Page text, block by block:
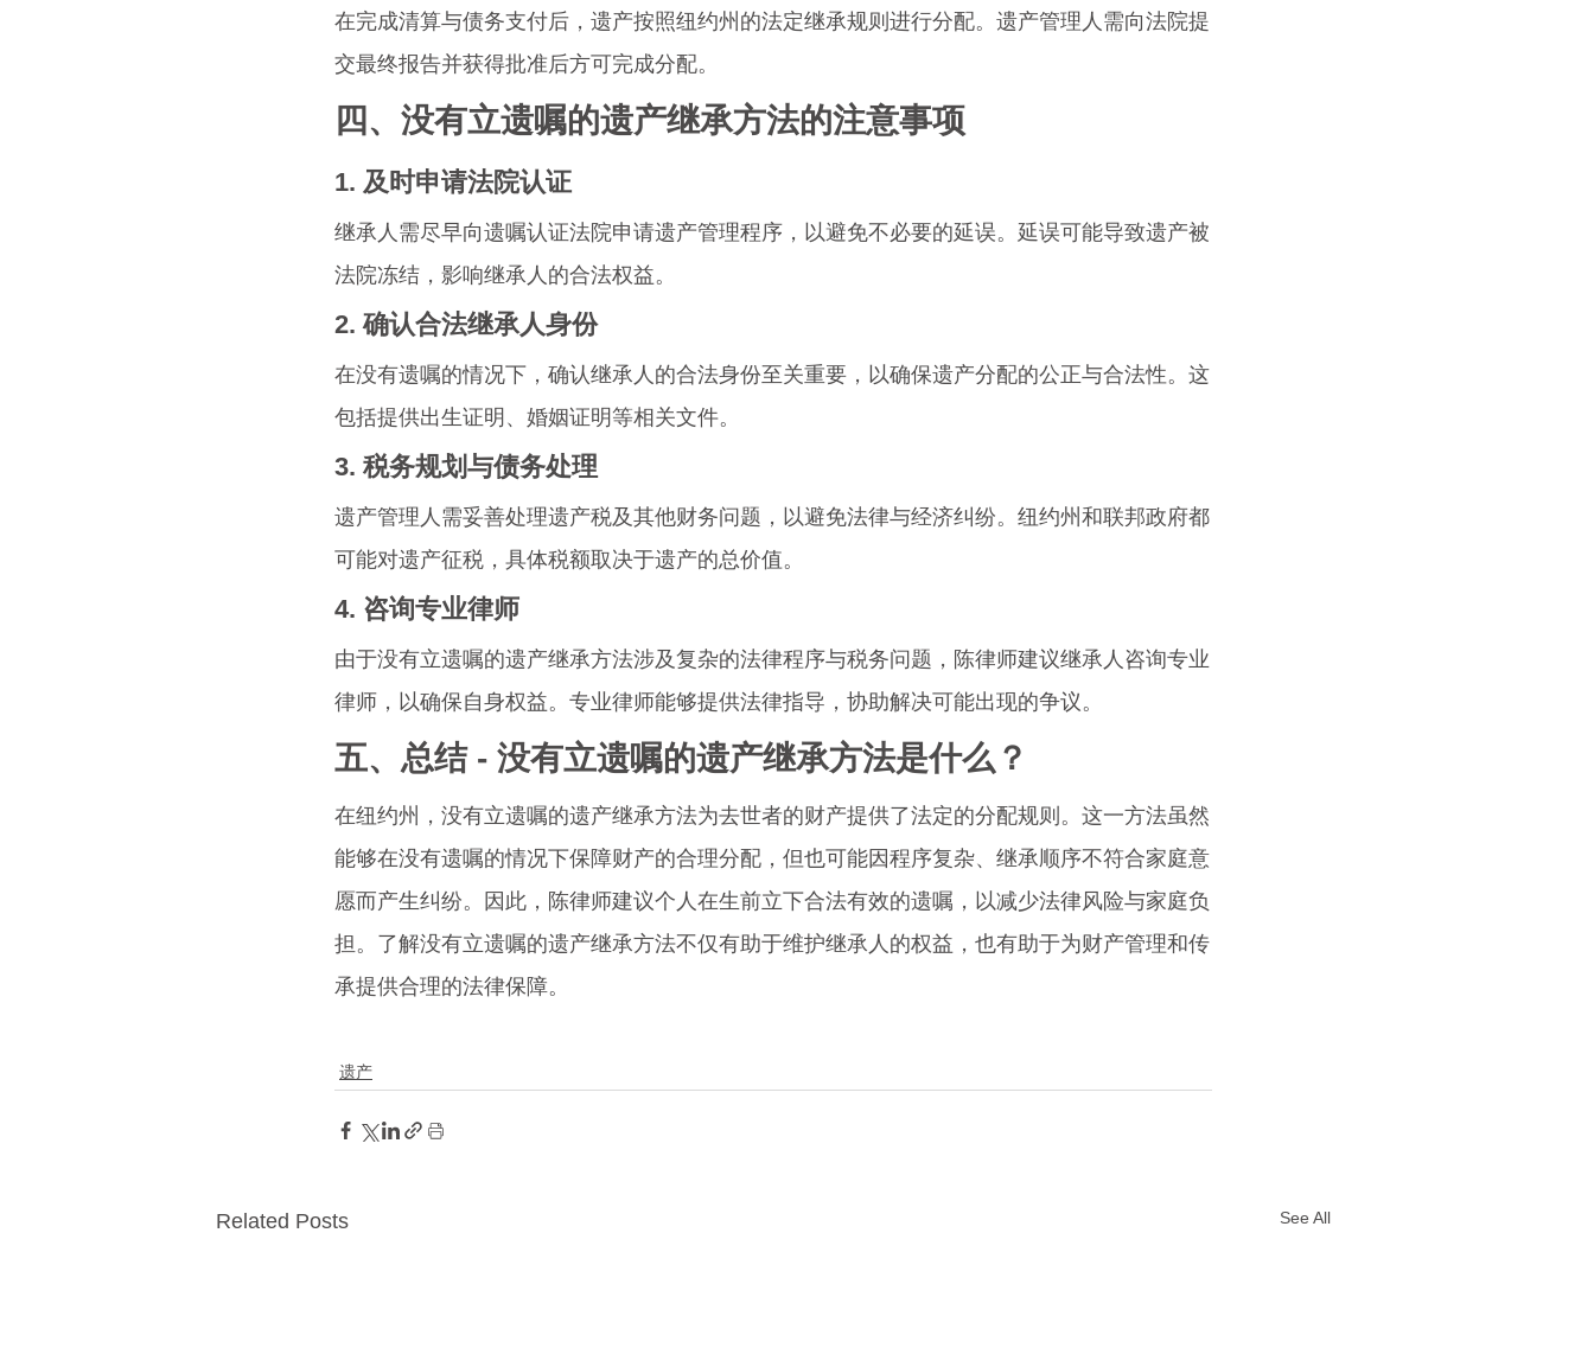
在完成清算与债务支付后，遗产按照纽约州的法定继承规则进行分配。遗产管理人需向法院提
交最终报告并获得批准后方可完成分配。
四、没有立遗嘱的遗产继承方法的注意事项
1. 及时申请法院认证
继承人需尽早向遗嘱认证法院申请遗产管理程序，以避免不必要的延误。延误可能导致遗产被
法院冻结，影响继承人的合法权益。
2. 确认合法继承人身份
在没有遗嘱的情况下，确认继承人的合法身份至关重要，以确保遗产分配的公正与合法性。这
包括提供出生证明、婚姻证明等相关文件。
3. 税务规划与债务处理
遗产管理人需妥善处理遗产税及其他财务问题，以避免法律与经济纠纷。纽约州和联邦政府都
可能对遗产征税，具体税额取决于遗产的总价值。
4. 咨询专业律师
由于没有立遗嘱的遗产继承方法涉及复杂的法律程序与税务问题，陈律师建议继承人咨询专业
律师，以确保自身权益。专业律师能够提供法律指导，协助解决可能出现的争议。
五、总结 - 没有立遗嘱的遗产继承方法是什么？
在纽约州，没有立遗嘱的遗产继承方法为去世者的财产提供了法定的分配规则。这一方法虽然
能够在没有遗嘱的情况下保障财产的合理分配，但也可能因程序复杂、继承顺序不符合家庭意
愿而产生纠纷。因此，陈律师建议个人在生前立下合法有效的遗嘱，以减少法律风险与家庭负
担。了解没有立遗嘱的遗产继承方法不仅有助于维护继承人的权益，也有助于为财产管理和传
承提供合理的法律保障。
遗产
Related Posts See All